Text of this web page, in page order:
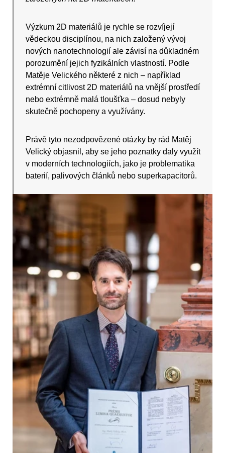
Výzkum 2D materiálů je rychle se rozvíjejí
vědeckou disciplínou, na nich založený vývoj
nových nanotechnologií ale závisí na důkladném
porozumění jejich fyzikálních vlastností. Podle
Matěje Velického některé z nich – například
extrémní citlivost 2D materiálů na vnější prostředí
nebo extrémně malá tloušťka – dosud nebyly
skutečně pochopeny a využívány.
Právě tyto nezodpovězené otázky by rád Matěj
Velický objasnil, aby se jeho poznatky daly využít
v moderních technologiích, jako je problematika
baterií, palivových článků nebo superkapacitorů.